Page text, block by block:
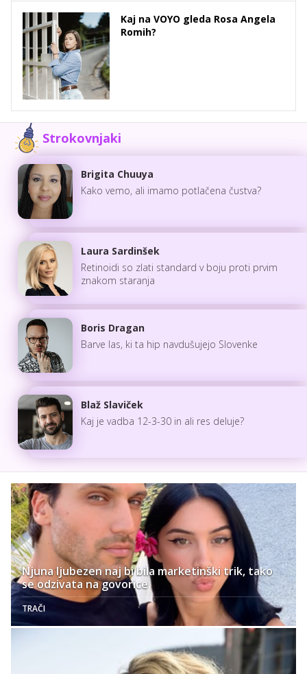
Kaj na VOYO gleda Rosa Angela
Romih?
Strokovnjaki
Brigita Chuuya
Kako vemo, ali imamo potlačena čustva?
Laura Sardinšek
Retinoidi so zlati standard v boju proti prvim
znakom staranja
Boris Dragan
Barve las, ki ta hip navdušujejo Slovenke
Blaž Slaviček
Kaj je vadba 12-3-30 in ali res deluje?
Njuna ljubezen naj bi bila marketinški trik, tako
se odzivata na govorice
TRAČI